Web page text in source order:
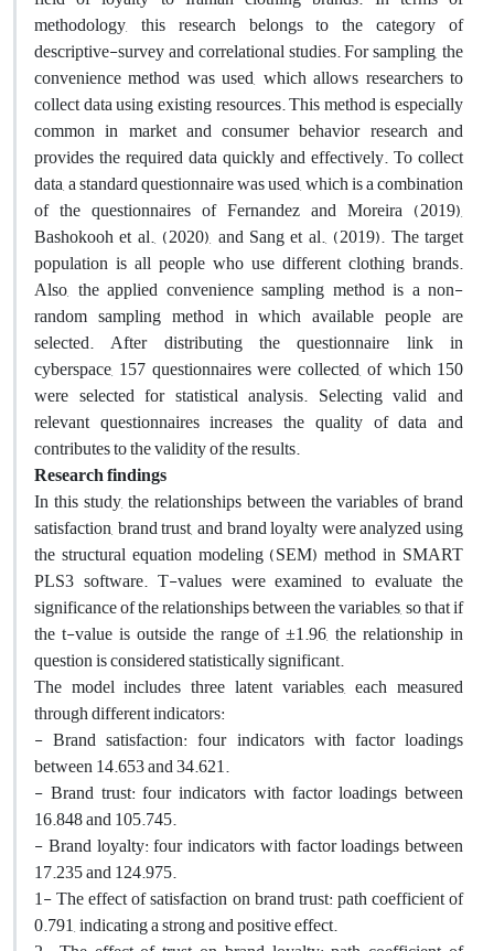
methodology, this research belongs to the category of
descriptive-survey and correlational studies. For sampling, the
convenience method was used, which allows researchers to
collect data using existing resources. This method is especially
common in market and consumer behavior research and
provides the required data quickly and effectively. To collect
data, a standard questionnaire was used, which is a combination
of the questionnaires of Fernandez and Moreira (2019),
Bashokooh et al., (2020), and Sang et al., (2019). The target
population is all people who use different clothing brands.
Also, the applied convenience sampling method is a non-
random sampling method in which available people are
selected. After distributing the questionnaire link in
cyberspace, 157 questionnaires were collected, of which 150
were selected for statistical analysis. Selecting valid and
relevant questionnaires increases the quality of data and
contributes to the validity of the results.
Research findings
In this study, the relationships between the variables of brand
satisfaction, brand trust, and brand loyalty were analyzed using
the structural equation modeling (SEM) method in SMART
PLS3 software. T-values ​​were examined to evaluate the
significance of the relationships between the variables, so that if
the t-value is outside the range of ±1.96, the relationship in
question is considered statistically significant.
The model includes three latent variables, each measured
through different indicators:
- Brand satisfaction: four indicators with factor loadings
between 14.653 and 34.621.
- Brand trust: four indicators with factor loadings between
16.848 and 105.745.
- Brand loyalty: four indicators with factor loadings between
17.235 and 124.975.
1- The effect of satisfaction on brand trust: path coefficient of
0.791, indicating a strong and positive effect.